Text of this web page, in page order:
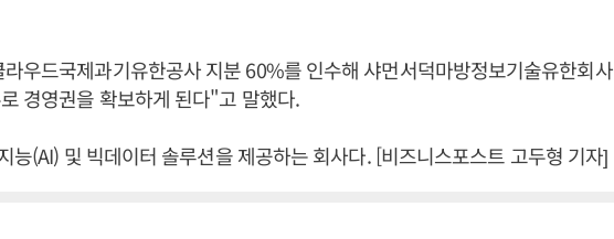
우드국제과기유한공사 지분 60%를 인수해 샤먼서덕마방정보기술유한회사
경영권을 확보하게 된다"고 말했다.
능(AI) 및 빅데이터 솔루션을 제공하는 회사다. [비즈니스포스트 고두형 기자]